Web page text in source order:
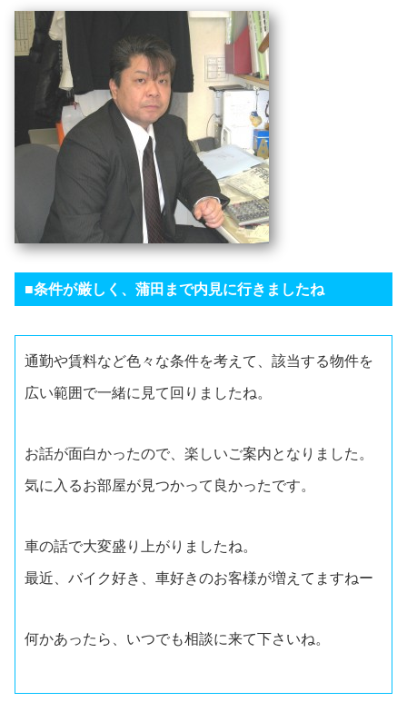
■条件が厳しく、蒲田まで内見に行きましたね
通勤や賃料など色々な条件を考えて、該当する物件を
広い範囲で一緒に見て回りましたね。
お話が面白かったので、楽しいご案内となりました。
気に入るお部屋が見つかって良かったです。
車の話で大変盛り上がりましたね。
最近、バイク好き、車好きのお客様が増えてますねー
何かあったら、いつでも相談に来て下さいね。